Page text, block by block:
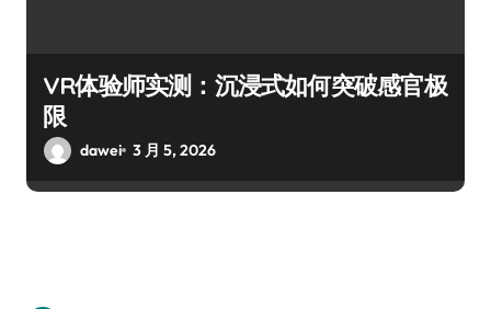
VR体验师实测：沉浸式如何突破感官极
限
dawei 3 月 5, 2026